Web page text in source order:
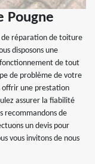
Pougne
de réparation de toiture
disposons une
de tout
de problème de votre
offrir une prestation
assurer la fiabilité
recommandons de
un devis pour
vous invitons de nous